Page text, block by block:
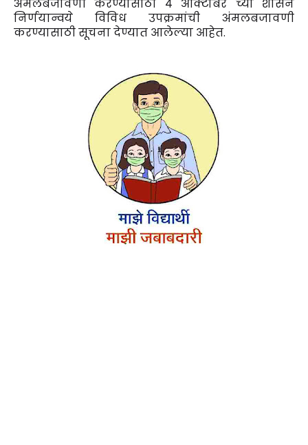
अंमलबजावणी करण्यासाठी ४ ऑक्टोबर च्या शासन
निर्णयान्वये विविध उपक्रमांची अंमलबजावणी
करण्यासाठी सूचना देण्यात आलेल्या आहेत.